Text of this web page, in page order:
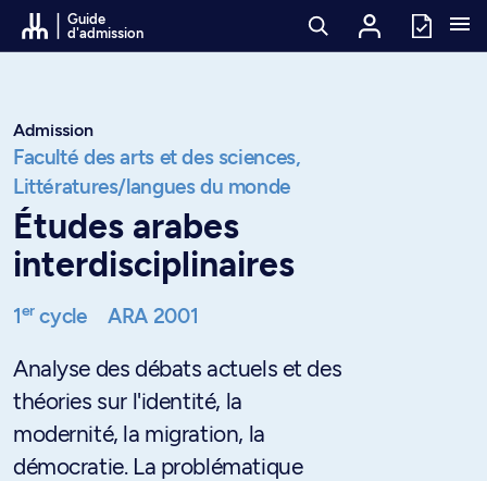
Passer au contenu
Guide
d'admission
Admission
Faculté des arts et des sciences,
Littératures/langues du monde
Études arabes
interdisciplinaires
1ercycle ARA 2001
Analyse des débats actuels et des
théories sur l'identité, la
modernité, la migration, la
démocratie. La problématique